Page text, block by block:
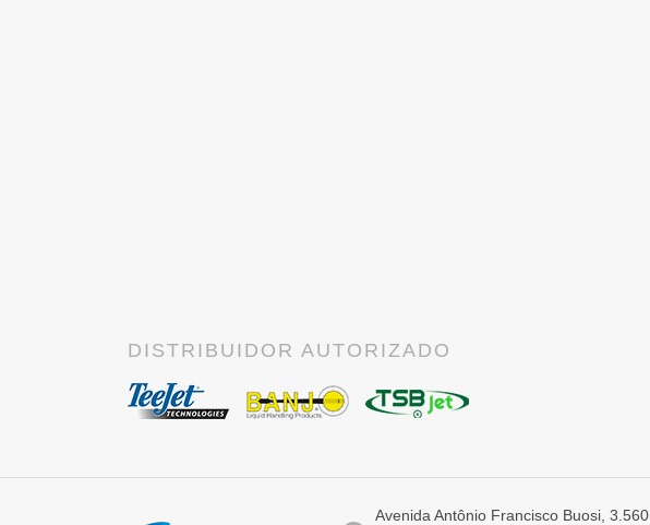
DISTRIBUIDOR AUTORIZADO
Avenida Antônio Francisco Buosi, 3.560